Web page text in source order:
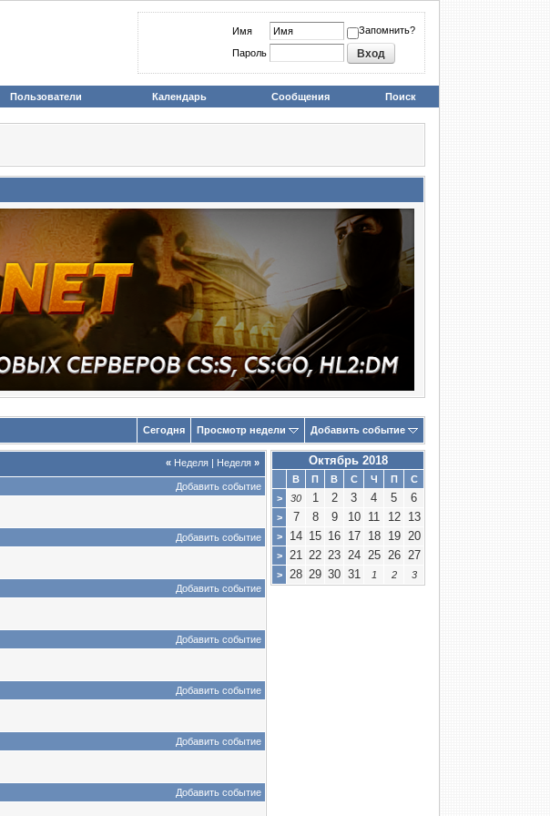
Имя Запомнить?
Пароль
Пользователи Календарь Сообщения Поиск
Сегодня Просмотр недели Добавить событие
« Неделя | Неделя »
Добавить событие
Добавить событие
Добавить событие
Добавить событие
Добавить событие
Добавить событие
Добавить событие
Октябрь 2018
В П В С Ч П
С
>
30 1 2 3 4 5 6
> 7 8 9 10 11 12 13
> 14 15 16 17 18 19 20
> 21 22 23 24 25 26 27
> 28 29 30 31 1 2 3